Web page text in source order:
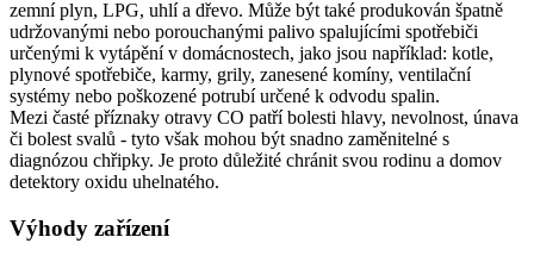
zemní plyn, LPG, uhlí a dřevo. Může být také produkován špatně
udržovanými nebo porouchanými palivo spalujícími spotřebiči
určenými k vytápění v domácnostech, jako jsou například: kotle,
plynové spotřebiče, karmy, grily, zanesené komíny, ventilační
systémy nebo poškozené potrubí určené k odvodu spalin.
Mezi časté příznaky otravy CO patří bolesti hlavy, nevolnost, únava
či bolest svalů - tyto však mohou být snadno zaměnitelné s
diagnózou chřipky. Je proto důležité chránit svou rodinu a domov
detektory oxidu uhelnatého.
Výhody zařízení